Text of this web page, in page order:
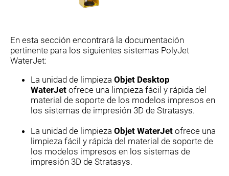
En esta sección encontrará la documentación
pertinente para los siguientes sistemas PolyJet
WaterJet:
La unidad de limpieza Objet Desktop
WaterJet ofrece una limpieza fácil y rápida del
material de soporte de los modelos impresos en
los sistemas de impresión 3D de Stratasys.
La unidad de limpieza Objet WaterJet ofrece una
limpieza fácil y rápida del material de soporte de
los modelos impresos en los sistemas de
impresión 3D de Stratasys.